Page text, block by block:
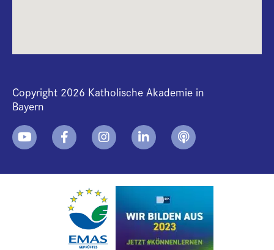
Copyright 2026 Katholische Akademie in
Bayern